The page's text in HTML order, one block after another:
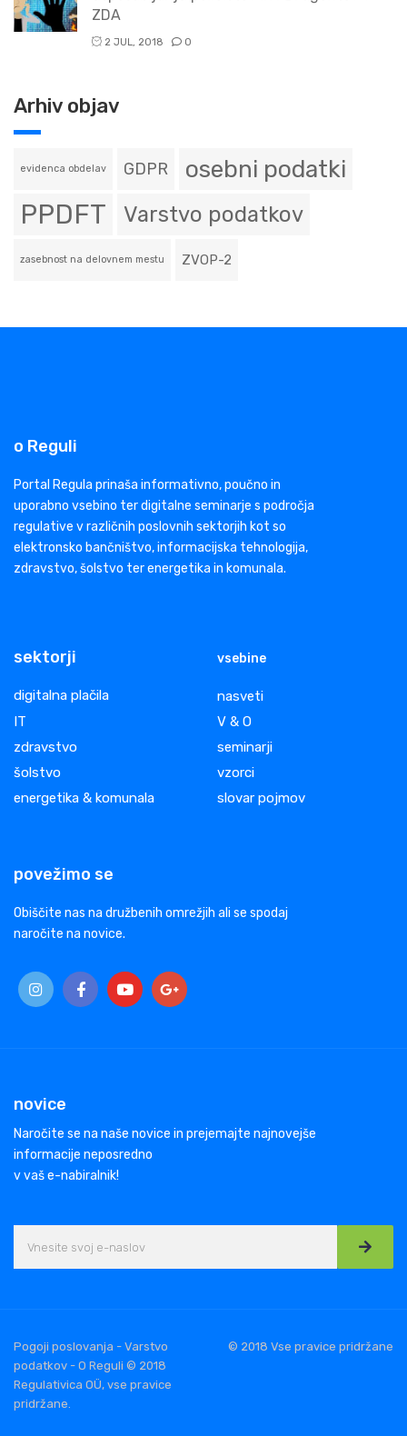
ZDA
2 JUL, 2018 0
Arhiv objav
evidenca obdelav GDPR osebni podatki
PPDFT Varstvo podatkov
zasebnost na delovnem mestu ZVOP-2
o Reguli
Portal Regula prinaša informativno, poučno in
uporabno vsebino ter digitalne seminarje s področja
regulative v različnih poslovnih sektorjih kot so
elektronsko bančništvo, informacijska tehnologija,
zdravstvo, šolstvo ter energetika in komunala.
sektorji
digitalna plačila
IT
zdravstvo
šolstvo
energetika & komunala
vsebine
nasveti
V & O
seminarji
vzorci
slovar pojmov
povežimo se
Obiščite nas na družbenih omrežjih ali se spodaj
naročite na novice.
novice
Naročite se na naše novice in prejemajte najnovejše
informacije neposredno
v vaš e-nabiralnik!
Pogoji poslovanja - Varstvo
podatkov - O Reguli © 2018
Regulativica OÜ, vse pravice
pridržane.
© 2018 Vse pravice pridržane